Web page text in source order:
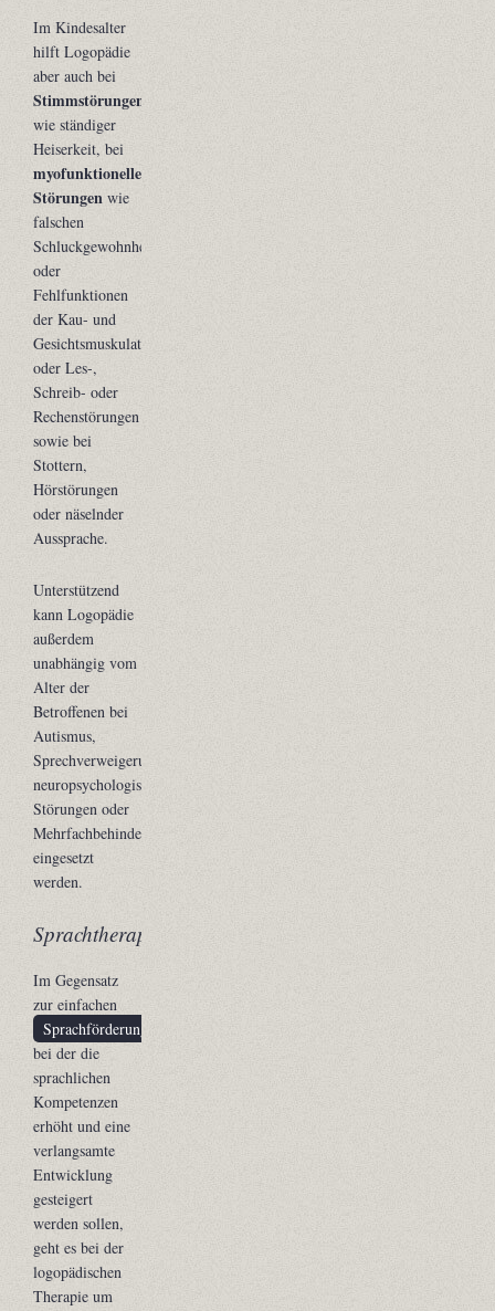
Im Kindesalter
hilft Logopädie
aber auch bei
Stimmstörungen
wie ständiger
Heiserkeit, bei
myofunktionellen
Störungen wie
falschen
Schluckgewohnheiten
oder
Fehlfunktionen
der Kau- und
Gesichtsmuskulatur
oder Les-,
Schreib- oder
Rechenstörungen
sowie bei
Stottern,
Hörstörungen
oder näselnder
Aussprache.
Unterstützend
kann Logopädie
außerdem
unabhängig vom
Alter der
Betroffenen bei
Autismus,
Sprechverweigerung,
neuropsychologischen
Störungen oder
Mehrfachbehinderungen
eingesetzt
werden.
Sprachtherapie
Im Gegensatz
zur einfachen
Sprachförderung
bei der die
sprachlichen
Kompetenzen
erhöht und eine
verlangsamte
Entwicklung
gesteigert
werden sollen,
geht es bei der
logopädischen
Therapie um